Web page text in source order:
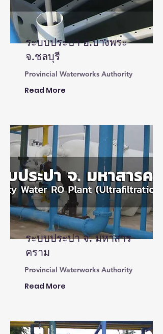
ระบบประปา อ.บางพระ
จ.ชลบุรี
Provincial Waterworks Authority
Read More
ระบบประปา จ. มหาสาร
คราม
Provincial Waterworks Authority
Read More